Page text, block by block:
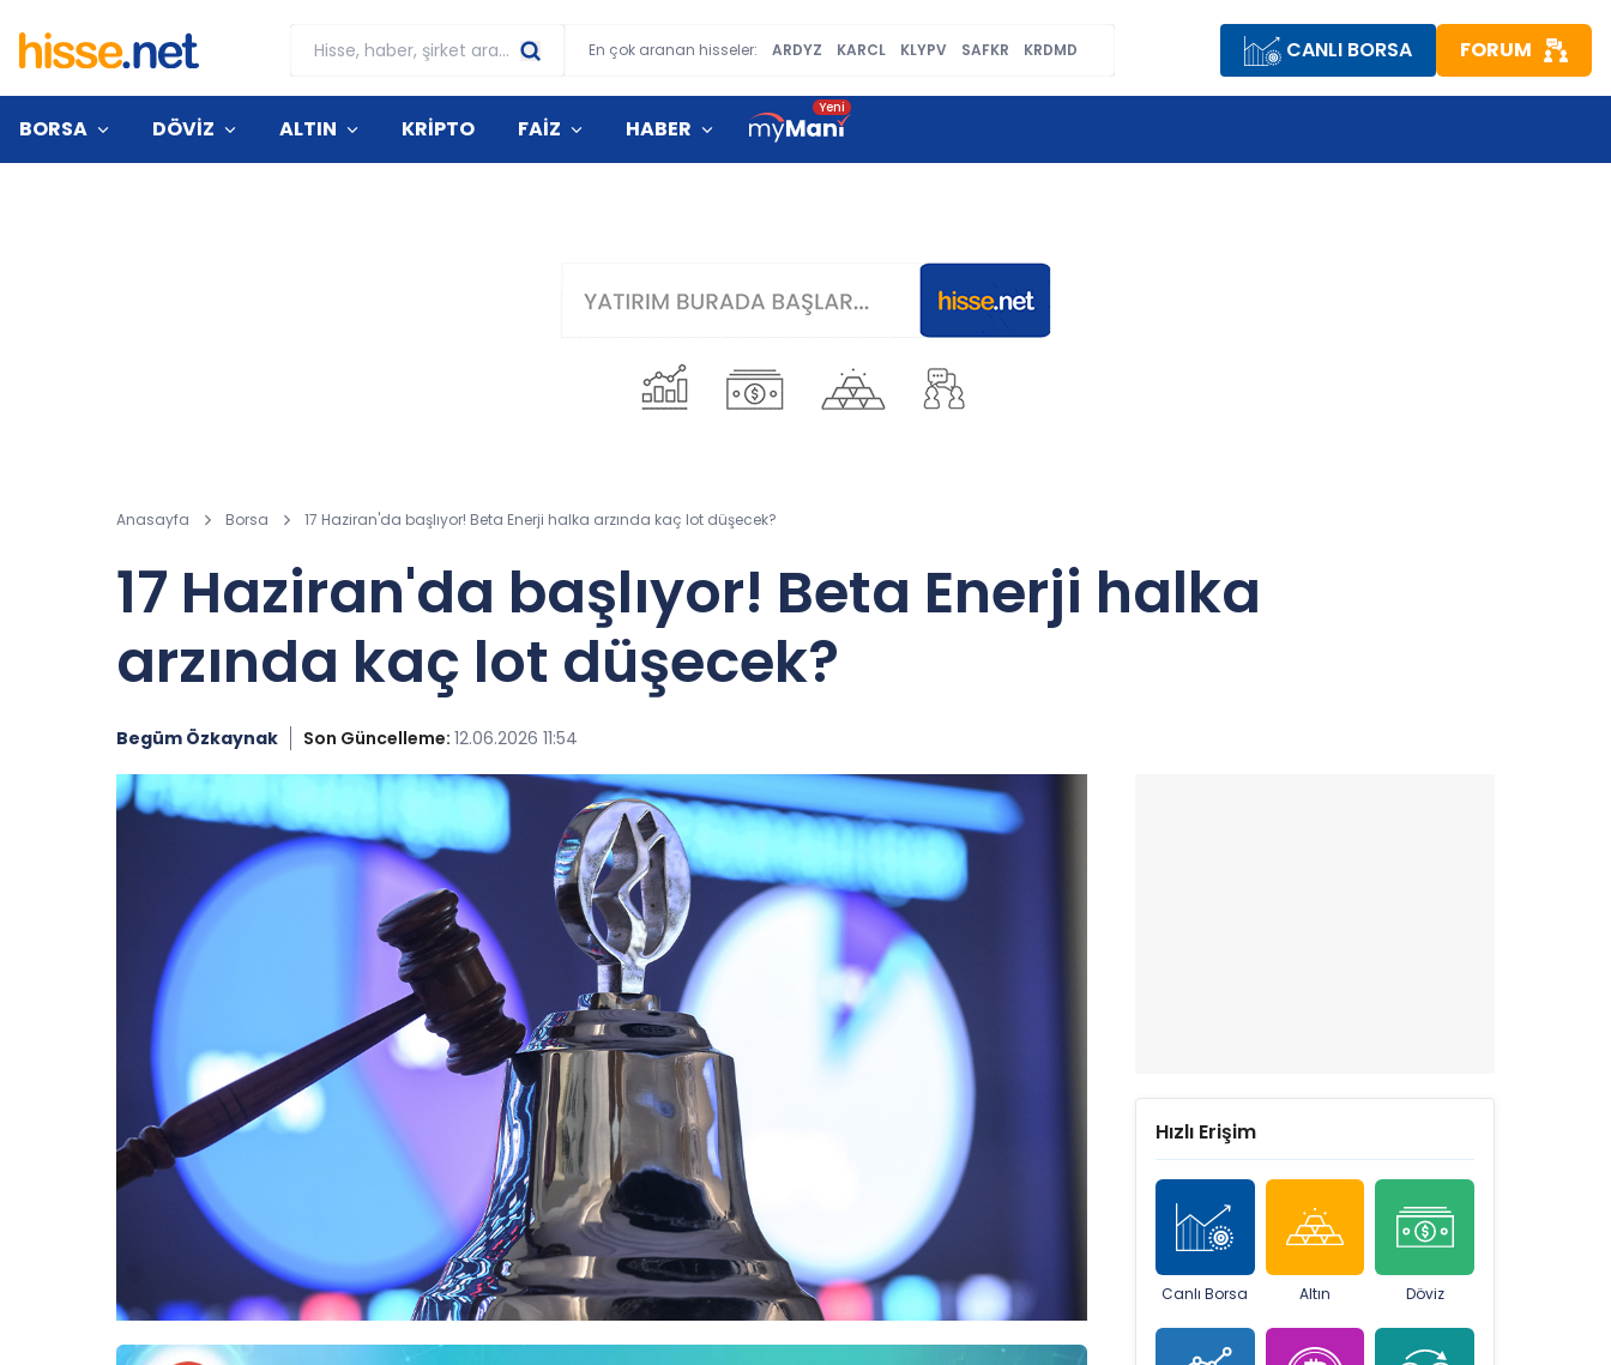
En çok aranan hisseler: ARDYZ KARCL KLYPV SAFKR KRDMD CANLI BORSA FORUM
BORSA DÖVİZ ALTIN KRİPTO FAİZ HABER
Anasayfa Borsa 17 Haziran'da başlıyor! Beta Enerji halka arzında kaç lot düşecek?
17 Haziran'da başlıyor! Beta Enerji halka
arzında kaç lot düşecek?
Begüm Özkaynak Son Güncelleme: 12.06.2026 11:54
Hızlı Erişim
Canlı Borsa Altın Döviz